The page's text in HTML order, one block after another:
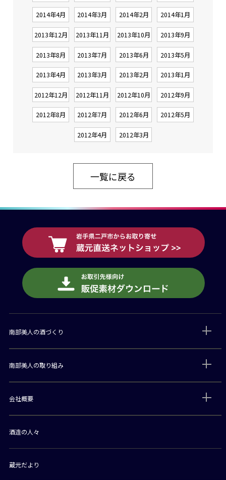
2014年4月 2014年3月 2014年2月 2014年1月
2013年12月 2013年11月 2013年10月 2013年9月
2013年8月 2013年7月 2013年6月 2013年5月
2013年4月 2013年3月 2013年2月 2013年1月
2012年12月 2012年11月 2012年10月 2012年9月
2012年8月 2012年7月 2012年6月 2012年5月
2012年4月 2012年3月
一覧に戻る
南部美人の酒づくり
南部美人の取り組み
会社概要
酒造の人々
蔵元だより